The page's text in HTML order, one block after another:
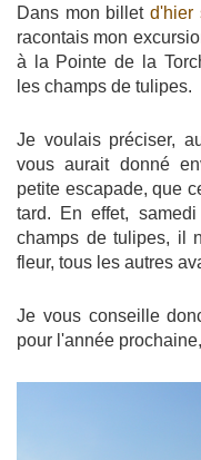
Dans mon billet d'hier
racontais mon
à la Pointe de la
les champs de tulipes.
Je voulais préciser,
vous aurait donné
petite escapade, que
tard. En effet,
champs de tulipes, il
fleur, tous les autres
Je vous conseille
pour l'année